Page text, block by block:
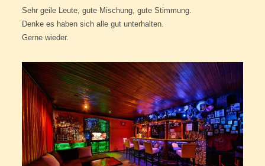
Sehr geile Leute, gute Mischung, gute Stimmung.
Denke es haben sich alle gut unterhalten.
Gerne wieder.